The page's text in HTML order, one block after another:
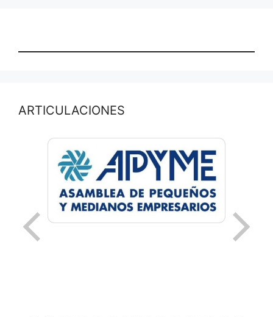
ARTICULACIONES